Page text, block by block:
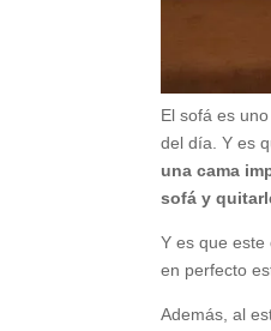
El sofá es
del día. Y es
una cama
sofá y
Y es que
en perfecto
Además, al